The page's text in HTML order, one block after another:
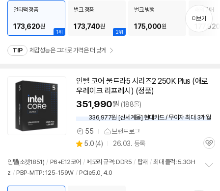
치
기
1위
멀티팩 정품
173,620원
2위
벌크 정품
173,740원
벌크 병행
175,000원
해외구매
177,920
더보기
TIP 체감성능은 그대로 가격은 더 낮게
인텔 코어 울트라5 시리즈2 250K Plus (애로
우레이크 리프레시) (정품)
351,990원 (188몰)
336,977원 [신세계몰] 현대카드 / 무이자 최대 3개월
상
품
견
55 브랜드로그
별
점
5.0 (상
리
뷰
4) 26.03. 등록
관
인텔(소켓1851) / P6+E12코어 / 메모리 규격: DDR5 / 탑재 / 최대 클럭: 5.3GH
z / PBP-MTP: 125-159W / PCIe5.0, 4.0